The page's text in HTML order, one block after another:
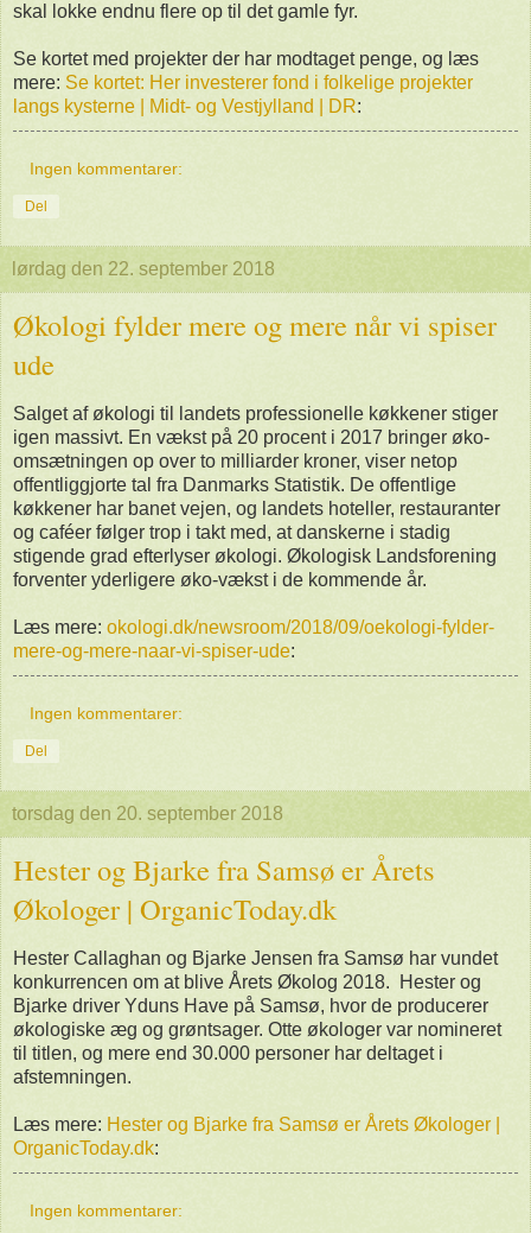
skal lokke endnu flere op til det gamle fyr.
Se kortet med projekter der har modtaget penge, og læs
mere: Se kortet: Her investerer fond i folkelige projekter
langs kysterne | Midt- og Vestjylland | DR:
Ingen kommentarer:
Del
lørdag den 22. september 2018
Økologi fylder mere og mere når vi spiser
ude
Salget af økologi til landets professionelle køkkener stiger
igen massivt. En vækst på 20 procent i 2017 bringer øko-
omsætningen op over to milliarder kroner, viser netop
offentliggjorte tal fra Danmarks Statistik. De offentlige
køkkener har banet vejen, og landets hoteller, restauranter
og caféer følger trop i takt med, at danskerne i stadig
stigende grad efterlyser økologi. Økologisk Landsforening
forventer yderligere øko-vækst i de kommende år.
Læs mere: okologi.dk/newsroom/2018/09/oekologi-fylder-
mere-og-mere-naar-vi-spiser-ude:
Ingen kommentarer:
Del
torsdag den 20. september 2018
Hester og Bjarke fra Samsø er Årets
Økologer | OrganicToday.dk
Hester Callaghan og Bjarke Jensen fra Samsø har vundet
konkurrencen om at blive Årets Økolog 2018. Hester og
Bjarke driver Yduns Have på Samsø, hvor de producerer
økologiske æg og grøntsager. Otte økologer var nomineret
til titlen, og mere end 30.000 personer har deltaget i
afstemningen.
Læs mere: Hester og Bjarke fra Samsø er Årets Økologer |
OrganicToday.dk:
Ingen kommentarer: